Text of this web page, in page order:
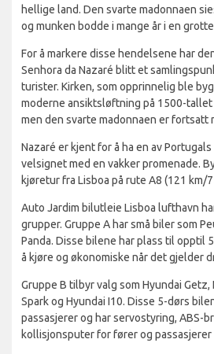
hellige land. Den svarte madonnaen
og munken bodde i mange år i en
For å markere disse hendelsene har
Senhora da Nazaré blitt et
turister. Kirken, som opprinnelig ble
moderne ansiktsløftning på 1500-
men den svarte madonnaen er fortsatt
Nazaré er kjent for å ha en av
velsignet med en vakker promenade.
kjøretur fra Lisboa på rute A8 (121 km/
Auto Jardim bilutleie Lisboa lufthavn
grupper. Gruppe A har små biler som
Panda. Disse bilene har plass til opptil
å kjøre og økonomiske når det gjelder
Gruppe B tilbyr valg som Hyundai
Spark og Hyundai I10. Disse 5-dørs
passasjerer og har servostyring, ABS-
kollisjonsputer for fører og passasjerer